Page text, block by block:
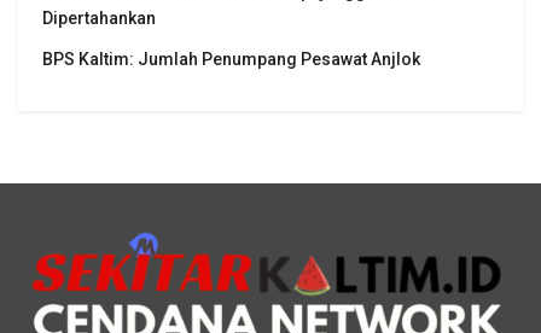
Dipertahankan
BPS Kaltim: Jumlah Penumpang Pesawat Anjlok